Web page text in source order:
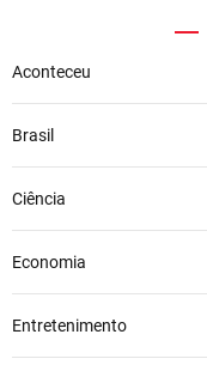
Aconteceu
Brasil
Ciência
Economia
Entretenimento